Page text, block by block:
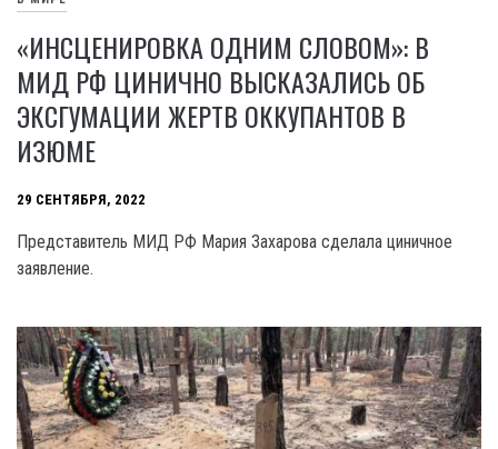
«ИНСЦЕНИРОВКА ОДНИМ СЛОВОМ»: В
МИД РФ ЦИНИЧНО ВЫСКАЗАЛИСЬ ОБ
ЭКСГУМАЦИИ ЖЕРТВ ОККУПАНТОВ В
ИЗЮМЕ
29 СЕНТЯБРЯ, 2022
Представитель МИД РФ Мария Захарова сделала циничное
заявление.